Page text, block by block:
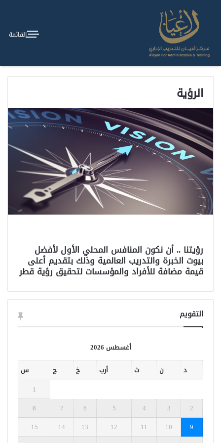
القائمة
الرؤية
رؤيتنا .. أن نكون المنافس المحلي الأول لأفضل
بيوت الخبرة والتدريب العالمية وذلك بتقديم أعلى
قيمة مضافة للأفراد والمؤسسات لتحقيق رؤية قطر
التقويم
أغسطس 2026
د
ن ث أرب خ ج
س
1
2
3
4
5
6
7
8
9
10
11
12
13
14
15